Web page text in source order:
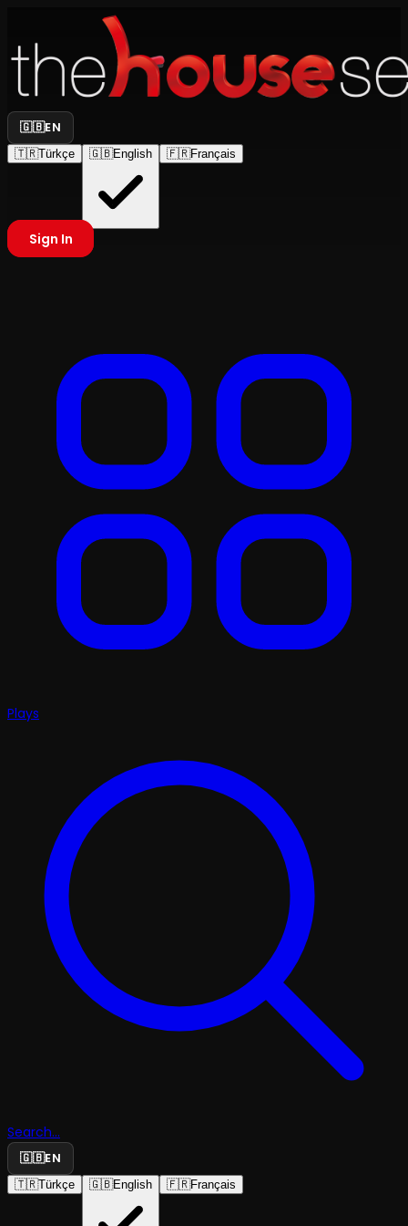
🇬🇧EN
🇹🇷Türkçe 🇬🇧English 🇫🇷Français
Sign In
Plays
Search...
🇬🇧EN
🇹🇷Türkçe 🇬🇧English 🇫🇷Français